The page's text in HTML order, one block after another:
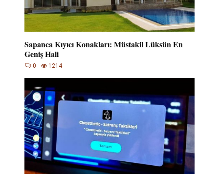
Sapanca Kıyıcı Konakları: Müstakil Lüksün En
Geniş Hali
0 1214